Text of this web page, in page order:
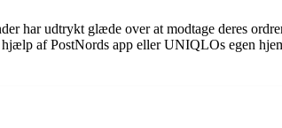
har udtrykt glæde over at modtage deres
af PostNords app eller UNIQLOs egen